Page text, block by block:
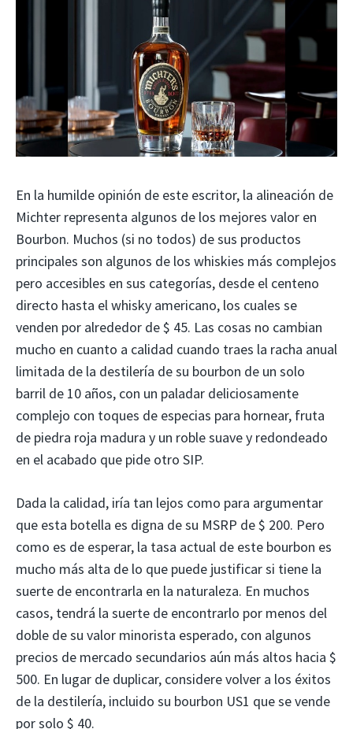
En la humilde opinión de este escritor, la alineación de
Michter representa algunos de los mejores valor en
Bourbon. Muchos (si no todos) de sus productos
principales son algunos de los whiskies más complejos
pero accesibles en sus categorías, desde el centeno
directo hasta el whisky americano, los cuales se
venden por alrededor de $ 45. Las cosas no cambian
mucho en cuanto a calidad cuando traes la racha anual
limitada de la destilería de su bourbon de un solo
barril de 10 años, con un paladar deliciosamente
complejo con toques de especias para hornear, fruta
de piedra roja madura y un roble suave y redondeado
en el acabado que pide otro SIP.
Dada la calidad, iría tan lejos como para argumentar
que esta botella es digna de su MSRP de $ 200. Pero
como es de esperar, la tasa actual de este bourbon es
mucho más alta de lo que puede justificar si tiene la
suerte de encontrarla en la naturaleza. En muchos
casos, tendrá la suerte de encontrarlo por menos del
doble de su valor minorista esperado, con algunos
precios de mercado secundarios aún más altos hacia $
500. En lugar de duplicar, considere volver a los éxitos
de la destilería, incluido su bourbon US1 que se vende
por solo $ 40.